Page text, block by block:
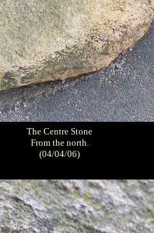
The Centre Stone
From the north.
(04/04/06)